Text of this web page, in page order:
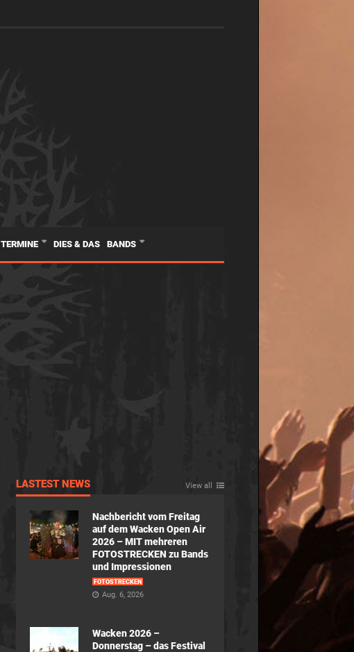
TERMINE DIES & DAS BANDS
LASTEST NEWS View all
Nachbericht vom Freitag
auf dem Wacken Open Air
2026 – MIT mehreren
FOTOSTRECKEN zu Bands
und Impressionen
FOTOSTRECKEN
Aug. 6, 2026
Wacken 2026 –
Donnerstag – das Festival